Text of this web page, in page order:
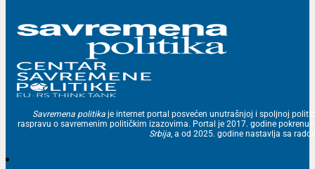
Savremena politika je internet portal posvećen unutrašnjoj i spoljnoj
raspravu o savremenim političkim izazovima. Portal je 2017. godine
Srbija , a od 2025. godine nastavlja sa